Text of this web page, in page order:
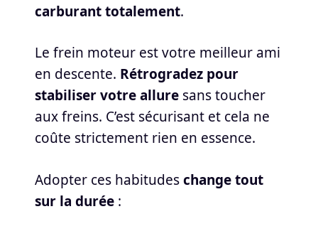
carburant totalement.
Le frein moteur est votre meilleur ami
en descente. Rétrogradez pour
stabiliser votre alluresans toucher
aux freins. C’est sécurisant et cela ne
coûte strictement rien en essence.
Adopter ces habitudeschange tout
sur la durée: